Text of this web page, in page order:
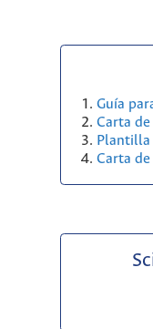
Guía
Carta
Carta